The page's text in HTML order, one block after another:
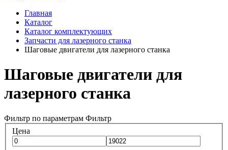
Главная
Каталог
Каталог комплектующих
Запчасти для лазерного станка
Шаговые двигатели для лазерного станка
Шаговые двигатели для
лазерного станка
Фильтр по параметрам Фильтр
Цена